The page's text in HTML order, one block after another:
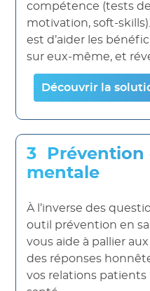
compétence (tests
motivation, soft-
est d’aider les
sur eux-même, et
Découvrir la
Prévention
mentale
À l’inverse des
outil prévention en
vous aide à pallier
des réponses
vos relations patients